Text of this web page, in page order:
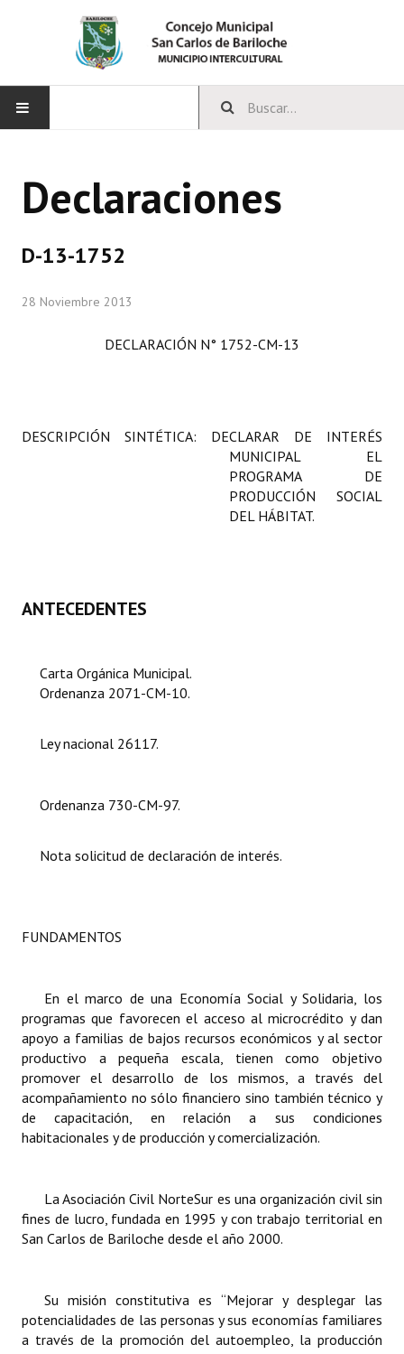
CONCEJO
Comisiones Especiales
Reglamento Interno
Organigrama
Proyectos Presentados
Actas de Audiencias Públicas
NORMATIVA
Comunicaciones
Declaraciones
INSTITUCIONAL
Noticias Destacadas
Registros y Distinciones
Declaraciones
D-13-1752
28 Noviembre 2013
DECLARACIÓN N° 1752-CM-13
DESCRIPCIÓN SINTÉTICA: DECLARAR DE INTERÉS
MUNICIPAL EL
PROGRAMA DE
PRODUCCIÓN SOCIAL
DEL HÁBITAT.
ANTECEDENTES
Carta Orgánica Municipal.
Ordenanza 2071-CM-10.
Ley nacional 26117.
Ordenanza 730-CM-97.
Nota solicitud de declaración de interés.
FUNDAMENTOS
En el marco de una Economía Social y Solidaria, los
programas que favorecen el acceso al microcrédito y dan
apoyo a familias de bajos recursos económicos y al sector
productivo a pequeña escala, tienen como objetivo
promover el desarrollo de los mismos, a través del
acompañamiento no sólo financiero sino también técnico y
de capacitación, en relación a sus condiciones
habitacionales y de producción y comercialización.
La Asociación Civil NorteSur es una organización civil sin
fines de lucro, fundada en 1995 y con trabajo territorial en
San Carlos de Bariloche desde el año 2000.
Su misión constitutiva es “Mejorar y desplegar las
potencialidades de las personas y sus economías familiares
a través de la promoción del autoempleo, la producción